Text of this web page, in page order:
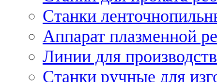
Станки
Аппарат плазменной
Линии для
Станки ручные для